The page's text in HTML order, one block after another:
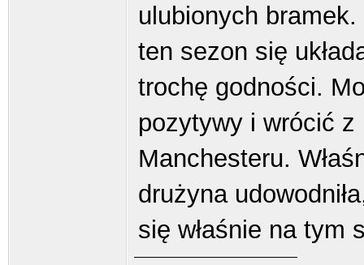
ulubionych
ten sezon się
trochę godności.
pozytywy i wrócić z
Manchesteru.
drużyna
się właśnie na tym